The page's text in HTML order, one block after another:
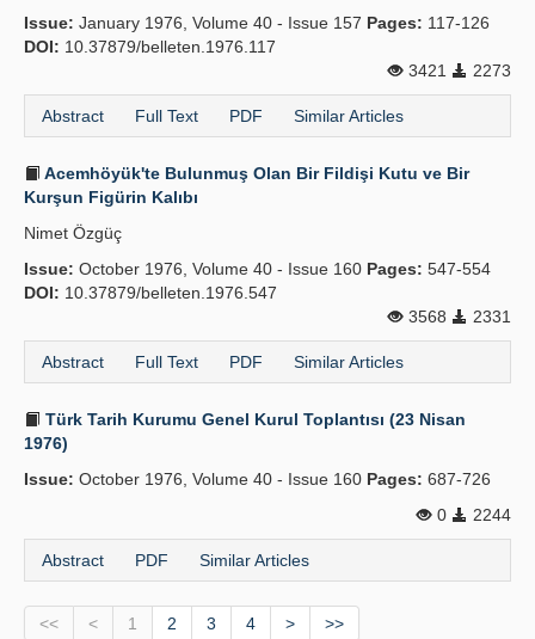
Issue: January 1976, Volume 40 - Issue 157 Pages: 117-126
DOI: 10.37879/belleten.1976.117
3421
2273
Abstract Full Text PDF Similar Articles
Acemhöyük'te Bulunmuş Olan Bir Fildişi Kutu ve Bir
Kurşun Figürin Kalıbı
Nimet Özgüç
Issue: October 1976, Volume 40 - Issue 160 Pages: 547-554
DOI: 10.37879/belleten.1976.547
3568
2331
Abstract Full Text PDF Similar Articles
Türk Tarih Kurumu Genel Kurul Toplantısı (23 Nisan
1976)
Issue: October 1976, Volume 40 - Issue 160 Pages: 687-726
0
2244
Abstract PDF Similar Articles
<< < 1 2 3 4 > >>